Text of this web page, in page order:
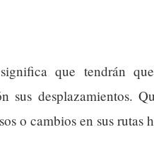
que tendrán
sus desplazamientos.
o cambios en sus rutas